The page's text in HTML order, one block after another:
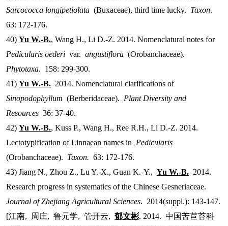
Sarcococca longipetiolata (Buxaceae), third time lucky. Taxon.
63: 172-176.
40) Yu W.-B., Wang H., Li D.-Z. 2014. Nomenclatural notes for
Pedicularis oederi var. angustiflora (Orobanchaceae).
Phytotaxa. 158: 299-300.
41) Yu W.-B. 2014. Nomenclatural clarifications of
Sinopodophyllum (Berberidaceae). Plant Diversity and
Resources 36: 37-40.
42) Yu W.-B., Kuss P., Wang H., Ree R.H., Li D.-Z. 2014.
Lectotypification of Linnaean names in Pedicularis
(Orobanchaceae). Taxon. 63: 172-176.
43) Jiang N., Zhou Z., Lu Y.-X., Guan K.-Y., Yu W.-B. 2014.
Research progress in systematics of the Chinese Gesneriaceae.
Journal of Zhejiang Agricultural Sciences. 2014(suppl.): 143-147.
[江南, 周庄, 鲁元学, 管开云, 郁文彬. 2014. 中国苦苣苔科